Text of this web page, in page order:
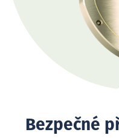
Bezpečné